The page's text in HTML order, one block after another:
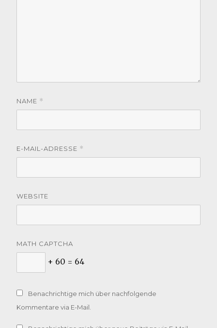
NAME *
E-MAIL-ADRESSE *
WEBSITE
MATH CAPTCHA
+ 60 = 64
Benachrichtige mich über nachfolgende
Kommentare via E-Mail.